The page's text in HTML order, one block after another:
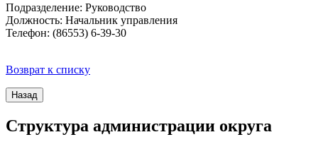
Подразделение: Руководство
Должность: Начальник управления
Телефон: (86553) 6-39-30
Возврат к списку
Структура администрации округа